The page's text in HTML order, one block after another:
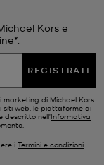
Kors e
REGISTRATI
marketing di Michael Kors
siti web, le piattaforme di
nell’Informativa
i Termini e condizioni